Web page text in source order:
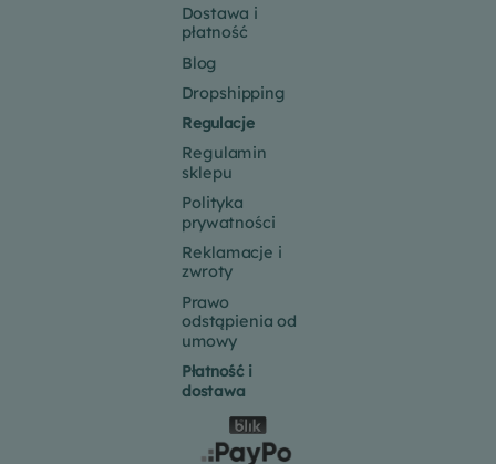
Dostawa i
płatność
Blog
Dropshipping
Regulacje
Regulamin
sklepu
Polityka
prywatności
Reklamacje i
zwroty
Prawo
odstąpienia od
umowy
Płatność i
dostawa